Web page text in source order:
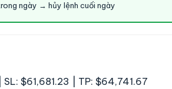
ngày → hủy lệnh cuối ngày
$61,681.23 | TP: $64,741.67